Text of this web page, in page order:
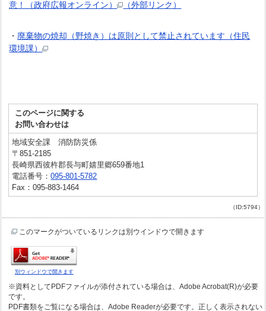
意！（政府広報オンライン） （外部リンク）
・ 廃棄物の焼却（野焼き）は原則として禁止されています（住民
環境課）
このページに関する
お問い合わせは
地域安全課 消防防災係
〒851-2185
長崎県西彼杵郡長与町嬉里郷659番地1
電話番号：095-801-5782
Fax：095-883-1464
（ID:5794）
このマークがついているリンクは別ウインドウで開きます
別ウィンドウで開きます
※資料としてPDFファイルが添付されている場合は、Adobe Acrobat(R)が必要
です。
PDF書類をご覧になる場合は、Adobe Readerが必要です。正しく表示されない